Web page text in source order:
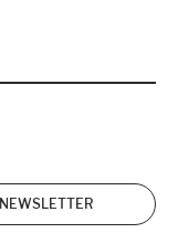
NEWSLETTER